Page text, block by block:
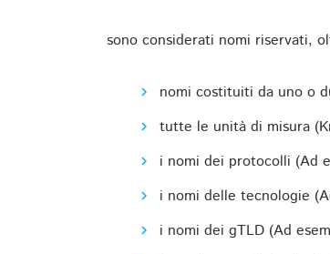
sono considerati nomi riservati,
nomi costituiti da uno o
tutte le unità di misura
i nomi dei protocolli (Ad
i nomi delle tecnologie
i nomi dei gTLD (Ad